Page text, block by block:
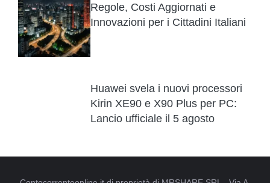
Regole, Costi Aggiornati e
Innovazioni per i Cittadini Italiani
Huawei svela i nuovi processori
Kirin XE90 e X90 Plus per PC:
Lancio ufficiale il 5 agosto